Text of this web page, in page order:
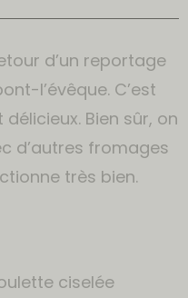
d’un reportage
l’évêque. C’est
Bien sûr, on
d’autres fromages
très bien.
ciselée